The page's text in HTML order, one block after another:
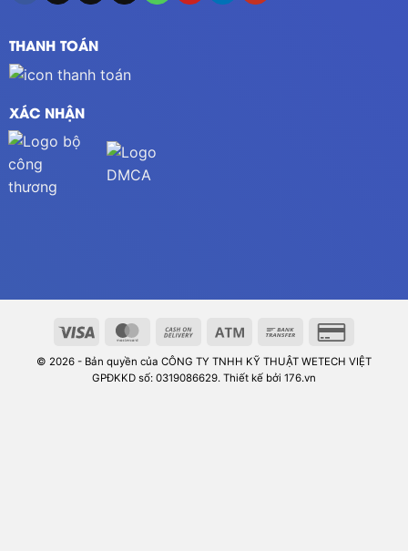
THANH TOÁN
XÁC NHẬN
© 2026 - Bản quyền của CÔNG TY TNHH KỸ THUẬT WETECH VIỆT
GPĐKKD số: 0319086629. Thiết kế bởi 176.vn